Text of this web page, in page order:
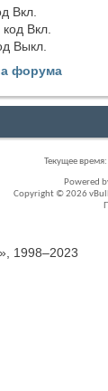
Вкл.
код Вкл.
Выкл.
форума
Текущее время:
Powered
Copyright © 2026
1998–2023